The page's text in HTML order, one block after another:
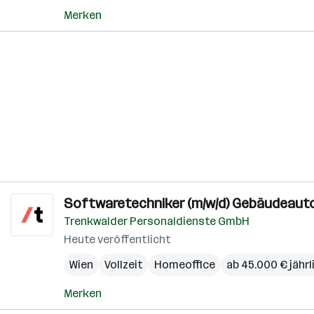
Merken
Softwaretechniker (m/w/d)
Trenkwalder Personaldienste GmbH
Heute veröffentlicht
Wien
Vollzeit Homeoffice ab 45.000 €
Merken